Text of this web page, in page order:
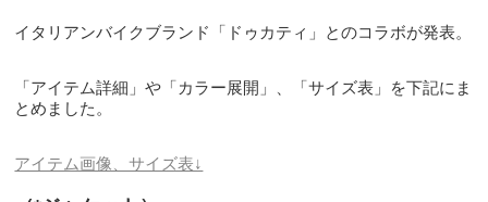
イタリアンバイクブランド「ドゥカティ」とのコラボが発表。
「アイテム詳細」や「カラー展開」、「サイズ表」を下記にま
とめました。
アイテム画像、サイズ表↓